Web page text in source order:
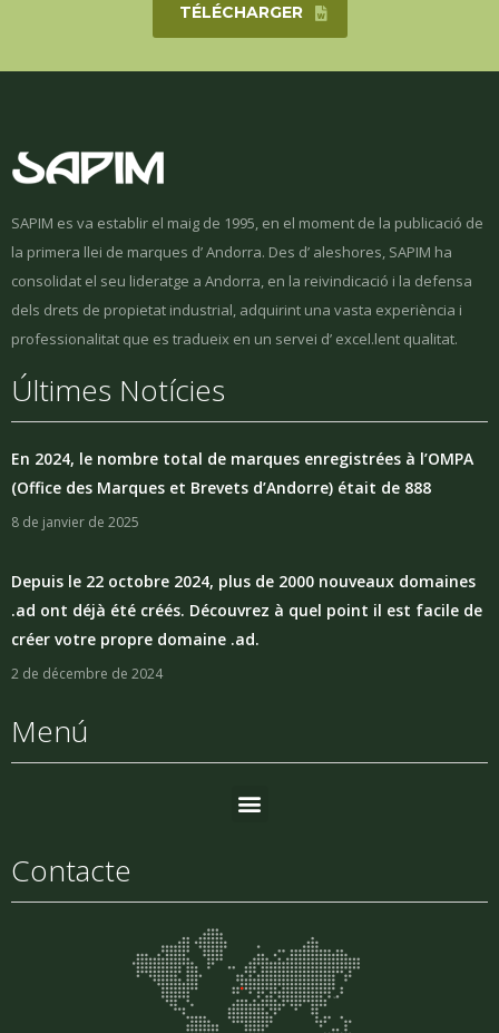
TÉLÉCHARGER
SAPIM es va establir el maig de 1995, en el moment de la publicació de
la primera llei de marques d’ Andorra. Des d’ aleshores, SAPIM ha
consolidat el seu lideratge a Andorra, en la reivindicació i la defensa
dels drets de propietat industrial, adquirint una vasta experiència i
professionalitat que es tradueix en un servei d’ excel.lent qualitat.
Últimes Notícies
En 2024, le nombre total de marques enregistrées à l’OMPA
(Office des Marques et Brevets d’Andorre) était de 888
8 de janvier de 2025
Depuis le 22 octobre 2024, plus de 2000 nouveaux domaines
.ad ont déjà été créés. Découvrez à quel point il est facile de
créer votre propre domaine .ad.
2 de décembre de 2024
Menú
Contacte